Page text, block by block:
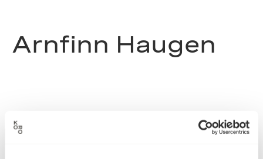
Arnfinn Haugen